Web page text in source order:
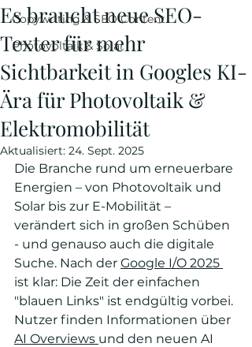
Copywriting & SEO Content
Photovoltaik & Solar
Es braucht neue SEO-
Texter für mehr
Sichtbarkeit in Googles KI-
Ära für Photovoltaik &
Elektromobilität
Aktualisiert: 24. Sept. 2025
Die Branche rund um erneuerbare
Energien – von Photovoltaik und
Solar bis zur E-Mobilität –
verändert sich in großen Schüben
- und genauso auch die digitale
Suche. Nach der Google I/O 2025
ist klar: Die Zeit der einfachen
"blauen Links" ist endgültig vorbei.
Nutzer finden Informationen über
AI Overviews und den neuen AI